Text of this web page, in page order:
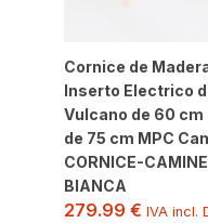
Cornice de
Inserto Electrico
Vulcano de 60
de 75 cm MPC
CORNICE-
BIANCA
279.99 € IVA incl.